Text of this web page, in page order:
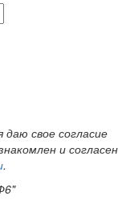
свое согласие
и согласен
.